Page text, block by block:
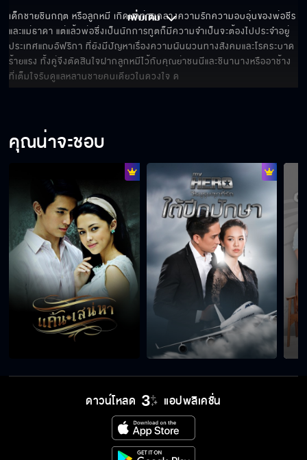
เด็กชายชินกฤต หรือลูกหมี เกิดมาท่ามกลางความรักความอบอุ่นของพ่อชีร
และแม่ธาดา แต่แล้วพ่อซึ่งเป็นนักการทูตก็มีความจำเป็นจะต้องไปประจำอยู่
ประเทศแถบอัฟริกา ที่ยังมีปัญหาเรื่องความผันผวนทางสังคมและโรคระบาด
ร้ายแรง ทั้งคู่จึงตัดสินใจฝากลูกหมีไว้กับคุณย่าชนนีและชินานางหรืออาช้าง
ที่เต็มใจรับดูแลหลานชายคนเดียวในดวงใจ ด
เพิ่มเติม
คุณน่าจะชอบ
ดาวน์โหลด แอปพลิเคชั่น